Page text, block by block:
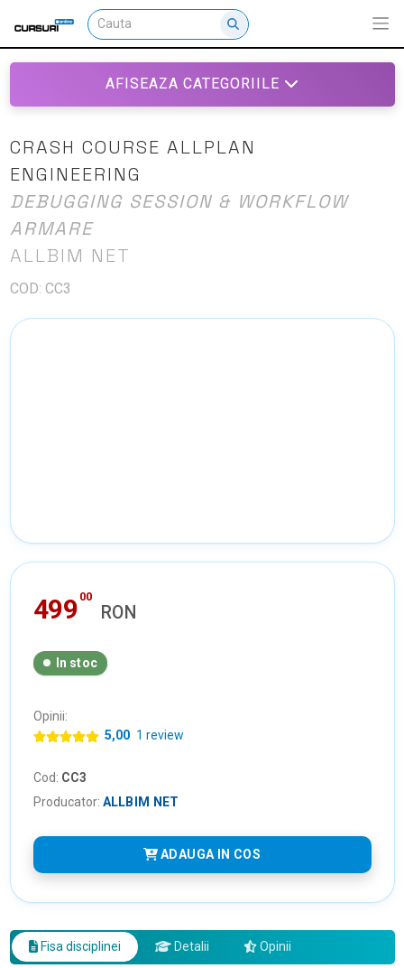
AFISEAZA CATEGORIILE
CRASH COURSE ALLPLAN
ENGINEERING
DEBUGGING SESSION & WORKFLOW
ARMARE
ALLBIM NET
COD: CC3
499 00
RON
In stoc
Opinii:
5,00 1 review
Cod: CC3
Producator: ALLBIM NET
ADAUGA IN COS
Fisa disciplinei Detalii Opinii